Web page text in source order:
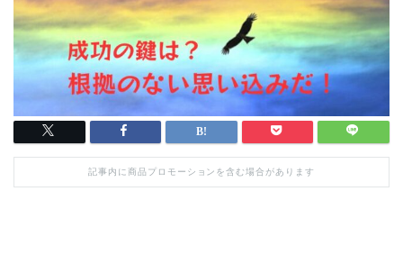
記事内に商品プロモーションを含む場合があります